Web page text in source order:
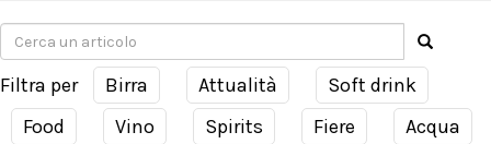
Filtra per Birra Attualità
Soft drink
Food
Vino Spirits Fiere
Acqua